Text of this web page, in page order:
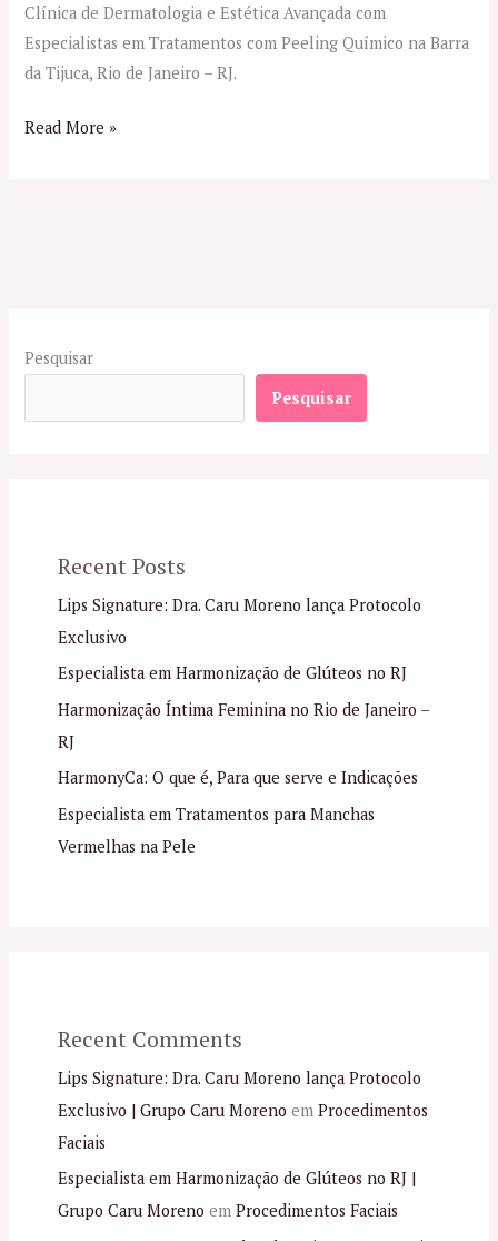
Clínica de Dermatologia e Estética Avançada com
Especialistas em Tratamentos com Peeling Químico na Barra
da Tijuca, Rio de Janeiro – RJ.
Read More »
Pesquisar
Pesquisar
Recent Posts
Lips Signature: Dra. Caru Moreno lança Protocolo
Exclusivo
Especialista em Harmonização de Glúteos no RJ
Harmonização Íntima Feminina no Rio de Janeiro –
RJ
HarmonyCa: O que é, Para que serve e Indicações
Especialista em Tratamentos para Manchas
Vermelhas na Pele
Recent Comments
Lips Signature: Dra. Caru Moreno lança Protocolo
Exclusivo | Grupo Caru Moreno em Procedimentos
Faciais
Especialista em Harmonização de Glúteos no RJ |
Grupo Caru Moreno em Procedimentos Faciais